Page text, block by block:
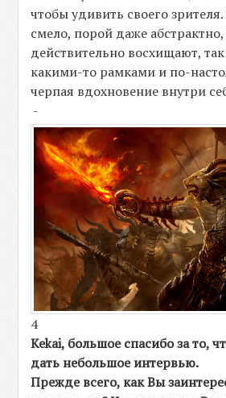
чтобы удивить своего
смело, порой даже
действительно восхищают,
какими-то рамками и по-
черпая вдохновение внутри
-
4
Kekai, большое спасибо за то,
дать небольшое интервью.
Прежде всего, как Вы